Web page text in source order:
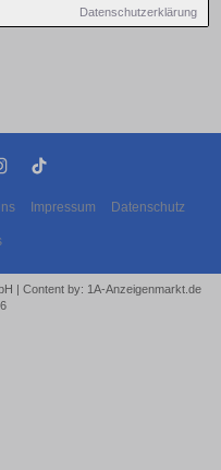
Datenschutzerklärung
Impressum Datenschutz
| Content by: 1A-Anzeigenmarkt.de